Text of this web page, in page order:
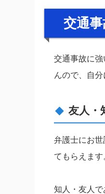
交通
交通事故に
んので、自分
友人・
弁護士にお
てもらえます
知人・友人で